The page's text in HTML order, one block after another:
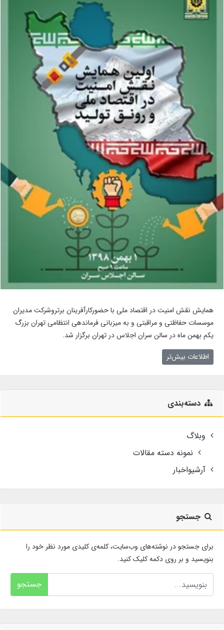
همایش نقش امنیت در اقتصاد ملی با حضورکارآفرینان برتروشرکت مدیران
موسسات حفاظتی و مراقبتی و به میزبانی فرماندهی انتظامی تهران بزرگ
یکم بهمن ماه در سالن سران اجلاس در تهران برگزار شد.
اطلاعات بیش‌تر
دسته‌بندی
وبلاگ
نمونه دسته مقالات
آرشیواخبار
جستجو
برای جستجو در نوشته‌های وب‌سایت، کلمه‌ی کلیدی مورد نظر خود را
بنویسید و بر روی دکمه کلیک کنید.
جستجو